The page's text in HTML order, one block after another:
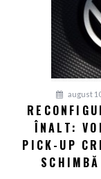
august
ÎNALT:
PICK-UP